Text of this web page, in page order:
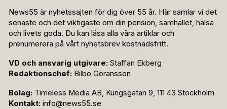
News55 är nyhetssajten för dig över 55 år. Här samlar vi det
senaste och det viktigaste om din pension, samhället, hälsa
och livets goda. Du kan läsa alla våra artiklar och
prenumerera på vårt nyhetsbrev kostnadsfritt.
VD och ansvarig utgivare: Staffan Ekberg
Redaktionschef: Bilbo Göransson
Bolag: Timeless Media AB, Kungsgatan 9, 111 43 Stockholm
Kontakt: info@news55.se